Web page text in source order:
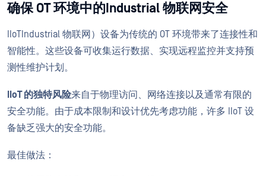
确保 OT 环境中的Industrial 物联网安全
IIoTIndustrial 物联网）设备为传统的 OT 环境带来了连接性和
智能性。这些设备可收集运行数据、实现远程监控并支持预
测性维护计划。
IIoT 的独特风险来自于物理访问、网络连接以及通常有限的
安全功能。由于成本限制和设计优先考虑功能，许多 IIoT 设
备缺乏强大的安全功能。
最佳做法：